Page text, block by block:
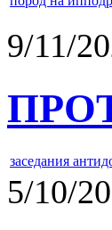
9/11/
заседания
5/10/